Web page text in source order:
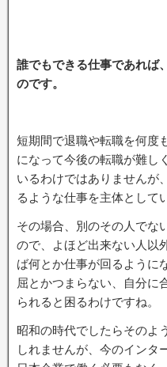
誰でもできる仕事であれば
のです。
短期間で退職や転職を何度
になって今後の転職が難し
いるわけではありませんが
るような仕事を主体として
その場合、別のその人でな
ので、よほど出来ない人以
ば何とか仕事が回るように
屈とかつまらない、自分に
られると困るわけですね。
昭和の時代でしたらそのよ
しれませんが、今のインタ